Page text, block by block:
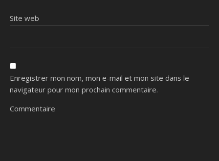
Site web
Enregistrer mon nom, mon e-mail et mon site dans le
navigateur pour mon prochain commentaire.
Commentaire